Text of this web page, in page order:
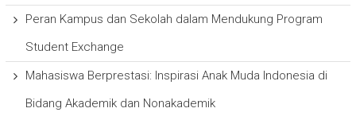
Peran Kampus dan Sekolah dalam Mendukung Program
Student Exchange
Mahasiswa Berprestasi: Inspirasi Anak Muda Indonesia di
Bidang Akademik dan Nonakademik